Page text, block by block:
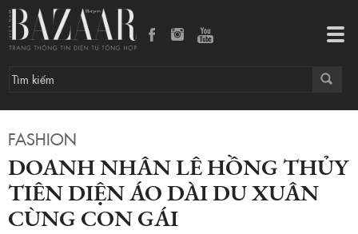
FASHION
DOANH NHÂN LÊ HỒNG THỦY
TIÊN DIỆN ÁO DÀI DU XUÂN
CÙNG CON GÁI